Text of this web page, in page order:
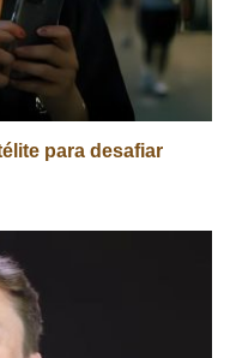
para desafiar